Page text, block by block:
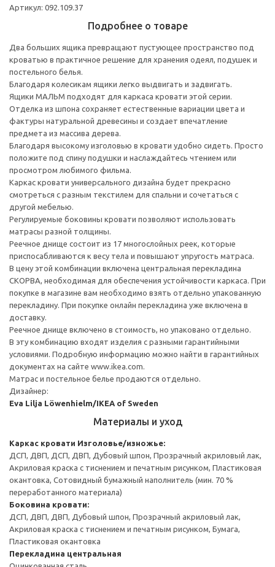
Артикул: 092.109.37
Подробнее о товаре
Два больших ящика превращают пустующее пространство под
кроватью в практичное решение для хранения одеял, подушек и
постельного белья.
Благодаря колесикам ящики легко выдвигать и задвигать.
Ящики МАЛЬМ подходят для каркаса кровати этой серии.
Отделка из шпона сохраняет естественные вариации цвета и
фактуры натуральной древесины и создает впечатление
предмета из массива дерева.
Благодаря высокому изголовью в кровати удобно сидеть. Просто
положите под спину подушки и наслаждайтесь чтением или
просмотром любимого фильма.
Каркас кровати универсального дизайна будет прекрасно
смотреться с разным текстилем для спальни и сочетаться с
другой мебелью.
Регулируемые боковины кровати позволяют использовать
матрасы разной толщины.
Реечное днище состоит из 17 многослойных реек, которые
приспосабливаются к весу тела и повышают упругость матраса.
В цену этой комбинации включена центральная перекладина
СКОРВА, необходимая для обеспечения устойчивости каркаса. При
покупке в магазине вам необходимо взять отдельно упакованную
перекладину. При покупке онлайн перекладина уже включена в
доставку.
Реечное днище включено в стоимость, но упаковано отдельно.
В эту комбинацию входят изделия с разными гарантийными
условиями. Подробную информацию можно найти в гарантийных
документах на сайте www.ikea.com.
Матрас и постельное белье продаются отдельно.
Дизайнер:
Eva Lilja Löwenhielm/IKEA of Sweden
Материалы и уход
Каркас кровати Изголовье/изножье:
ДСП, ДВП, ДСП, ДВП, Дубовый шпон, Прозрачный акриловый лак,
Акриловая краска с тиснением и печатным рисунком, Пластиковая
окантовка, Сотовидный бумажный наполнитель (мин. 70 %
переработанного материала)
Боковина кровати:
ДСП, ДВП, ДВП, Дубовый шпон, Прозрачный акриловый лак,
Акриловая краска с тиснением и печатным рисунком, Бумага,
Пластиковая окантовка
Перекладина центральная